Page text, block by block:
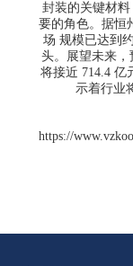
封装的关键材
要的角色。据恒
场 规模已达到
头。展望未来
将接近 714.4 亿
示着行业
https://